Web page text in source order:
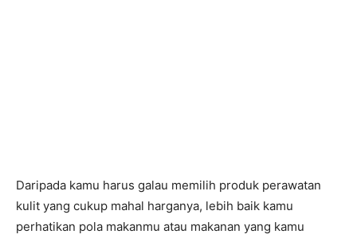
Daripada kamu harus galau memilih produk perawatan
kulit yang cukup mahal harganya, lebih baik kamu
perhatikan pola makanmu atau makanan yang kamu